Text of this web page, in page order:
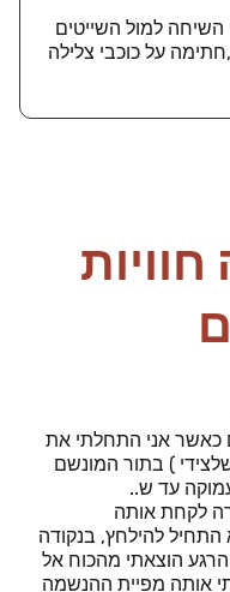
למול השייטים
על כוכבי צלילה
כאשר אני התחלתי את
) בתור המונשם
עד ש..
לקחת אותה
התחיל להילחץ, בנקודה
הוצאתי מהכוח אל
אותה מפיית ההנשמה